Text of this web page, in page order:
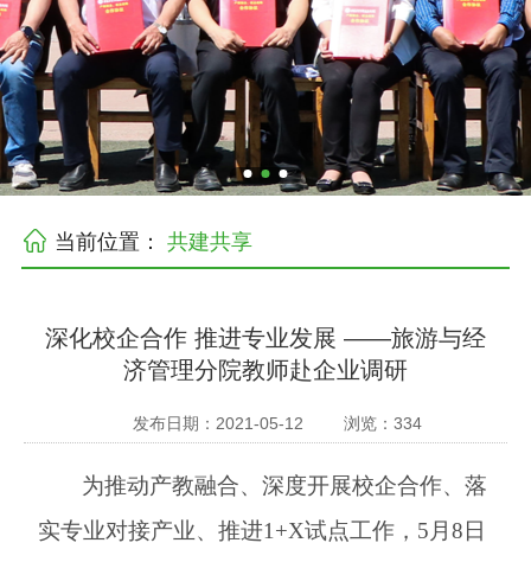
当前位置：共建共享
深化校企合作 推进专业发展 ——旅游与经
济管理分院教师赴企业调研
发布日期：2021-05-12 浏览： 334
为推动产教融合、深度开展校企合作、落
实专业对接产业、推进1+X试点工作， 5 月8 日